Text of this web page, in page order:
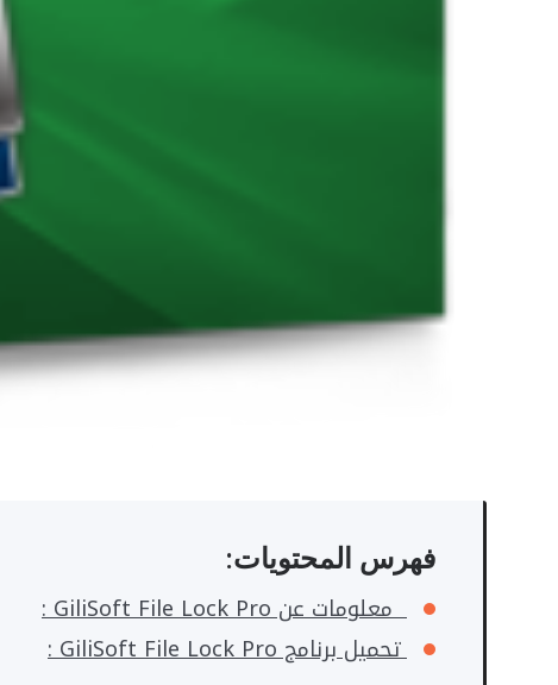
فهرس المحتويات:
معلومات عن GiliSoft File Lock Pro :
تحميل برنامج GiliSoft File Lock Pro :